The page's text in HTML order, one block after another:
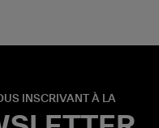
INSCRIVANT À LA